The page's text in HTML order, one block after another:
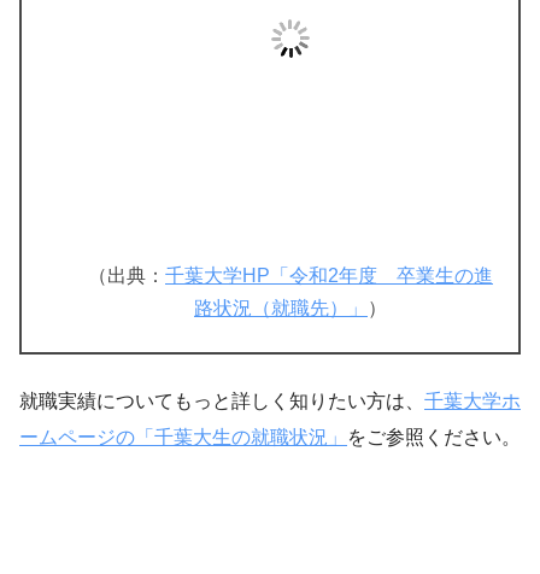
（出典： 千葉大学HP「令和2年度 卒業生の進
路状況（就職先）」
）
就職実績についてもっと詳しく知りたい方は、 千葉大学ホ
ームページの「千葉大生の就職状況」
をご参照ください。